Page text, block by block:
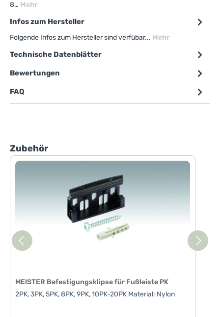
8… Mehr
Infos zum Hersteller
Folgende Infos zum Hersteller sind verfübar... Mehr
Technische Datenblätter
Bewertungen
FAQ
Produktgalerie überspringen
Zubehör
MEISTER Befestigungsklipse für Fußleiste PK
2PK, 3PK, 5PK, 8PK, 9PK, 10PK-20PK Material: Nylon